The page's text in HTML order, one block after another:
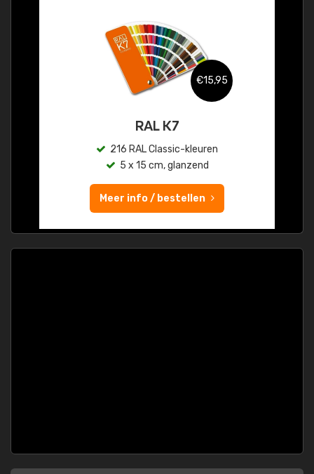
€15,95
RAL K7
216 RAL Classic-kleuren
5 x 15 cm, glanzend
Meer info / bestellen